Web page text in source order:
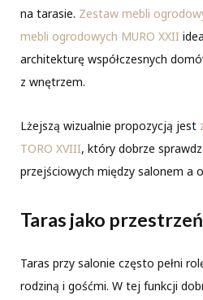
na tarasie. Zestaw mebli
mebli ogrodowych MURO XXII
architekturę współczesnych
z wnętrzem.
Lżejszą wizualnie propozycją jest
TORO XVIII, który dobrze
przejściowych między salonem a
Taras jako
Taras przy salonie często pełni
rodziną i gośćmi. W tej funkcji